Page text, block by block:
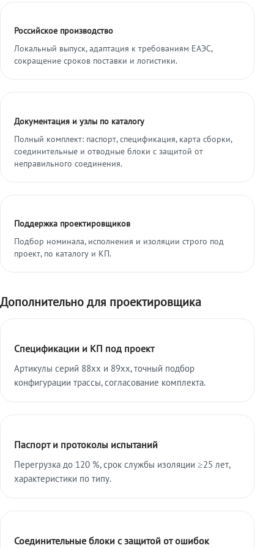
Российское производство
Локальный выпуск, адаптация к требованиям ЕАЭС,
сокращение сроков поставки и логистики.
Документация и узлы по каталогу
Полный комплект: паспорт, спецификация, карта сборки,
соединительные и отводные блоки с защитой от
неправильного соединения.
Поддержка проектировщиков
Подбор номинала, исполнения и изоляции строго под
проект, по каталогу и КП.
Дополнительно для проектировщика
Спецификации и КП под проект
Артикулы серий 88xx и 89xx, точный подбор
конфигурации трассы, согласование комплекта.
Паспорт и протоколы испытаний
Перегрузка до 120 %, срок службы изоляции ≥25 лет,
характеристики по типу.
Соединительные блоки с защитой от ошибок